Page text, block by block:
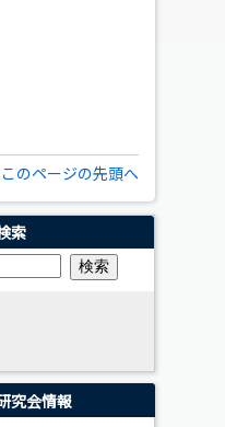
このページの先頭へ
索
究会情報